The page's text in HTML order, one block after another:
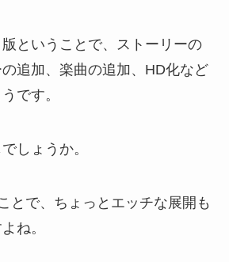
ということで、ストーリーの
追加、楽曲の追加、HD化など
です。
しょうか。
とで、ちょっとエッチな展開も
ね。